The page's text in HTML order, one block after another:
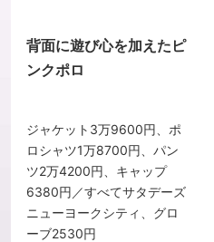
背面に遊び心を加えたピ
ンクポロ
ジャケット3万9600円、ポ
ロシャツ1万8700円、パン
ツ2万4200円、キャップ
6380円／すべてサタデーズ
ニューヨークシティ、グロ
ーブ2530円